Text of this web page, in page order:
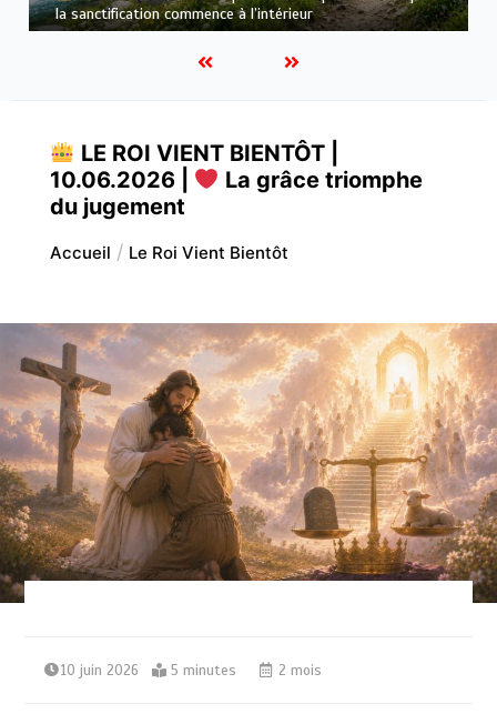
semblable au Christ : Une transformation de l’intérieur
LE ROI VIENT BIENTÔT |
10.06.2026 |
La grâce triomphe
du jugement
Accueil Le Roi Vient Bientôt
10 juin 2026 5 minutes 2 mois